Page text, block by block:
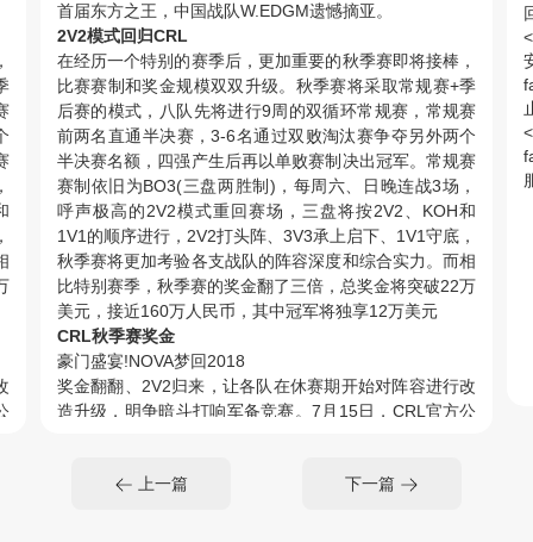
首届东方之王，中国战队W.EDGM遗憾摘亚。
2V2模式回归CRL
在经历一个特别的赛季后，更加重要的秋季赛即将接棒，
比赛赛制和奖金规模双双升级。秋季赛将采取常规赛+季
后赛的模式，八队先将进行9周的双循环常规赛，常规赛
前两名直通半决赛，3-6名通过双败淘汰赛争夺另外两个
半决赛名额，四强产生后再以单败赛制决出冠军。常规赛
赛制依旧为BO3(三盘两胜制)，每周六、日晚连战3场，
呼声极高的2V2模式重回赛场，三盘将按2V2、KOH和
1V1的顺序进行，2V2打头阵、3V3承上启下、1V1守底，
秋季赛将更加考验各支战队的阵容深度和综合实力。而相
比特别赛季，秋季赛的奖金翻了三倍，总奖金将突破22万
美元，接近160万人民币，其中冠军将独享12万美元
CRL秋季赛奖金
豪门盛宴!NOVA梦回2018
奖金翻翻、2V2归来，让各队在休赛期开始对阵容进行改
造升级，明争暗斗打响军备竞赛。7月15日，CRL官方公
NOVA一掷千金，从TTG挖来了Auk和单王两位明星选
上一篇 下一篇